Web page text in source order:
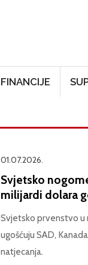
FINANCIJE
01.07.2026.
Svjetsko
milijardi dolara
Svjetsko prvenstvo u
ugošćuju SAD,
natjecanja.